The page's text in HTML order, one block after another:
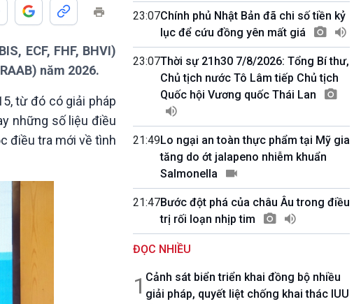
vững
Khởi nghiệp
Tuyên chiến với gian lận
Tâm tình biên giới và hải
đảo
Tìm hiểu biển, đảo Việt
Nam
Góc nhìn VOV1
Bình luận
Câu chuyện thời sự
Dòng chảy sự kiện
Đối thoại
Diễn đàn chủ nhật
Chuyện đêm
ECF, FHF, BHVI)
năm 2026.
từ đó có giải pháp
những số liệu điều
điều tra mới về tình
23:07Chính phủ Nhật Bản đã chi số tiền kỷ
lục để cứu đồng yên mất giá
23:07Thời sự 21h30 7/8/2026: Tổng Bí thư,
Chủ tịch nước Tô Lâm tiếp Chủ tịch
Quốc hội Vương quốc Thái Lan
21:49Lo ngại an toàn thực phẩm tại Mỹ gia
tăng do ớt jalapeno nhiễm khuẩn
Salmonella
21:47Bước đột phá của châu Âu trong điều
trị rối loạn nhịp tim
ĐỌC NHIỀU
1 Cảnh sát biển triển khai đồng bộ nhiều
giải pháp, quyết liệt chống khai thác IUU